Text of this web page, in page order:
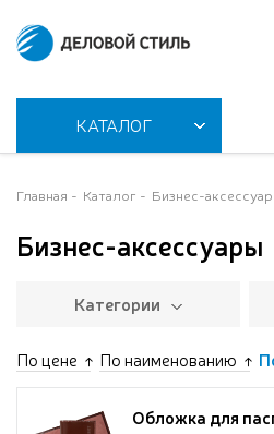
КАТАЛОГ
Главная Каталог Бизнес-
Бизнес-аксессуары
Категории
По цене По наименованию
Обложка для